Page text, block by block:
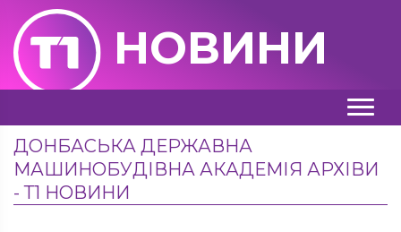
НОВИНИ
ДОНБАСЬКА ДЕРЖАВНА
МАШИНОБУДІВНА АКАДЕМІЯ АРХІВИ
- Т1 НОВИНИ